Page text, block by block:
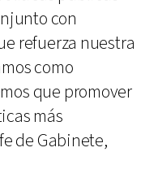
con
refuerza nuestra
como
que promover
más
de Gabinete,